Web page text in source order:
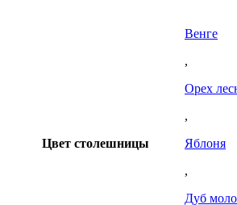
Цвет столешницы
Венге
,
Орех
,
Яблоня
,
Дуб